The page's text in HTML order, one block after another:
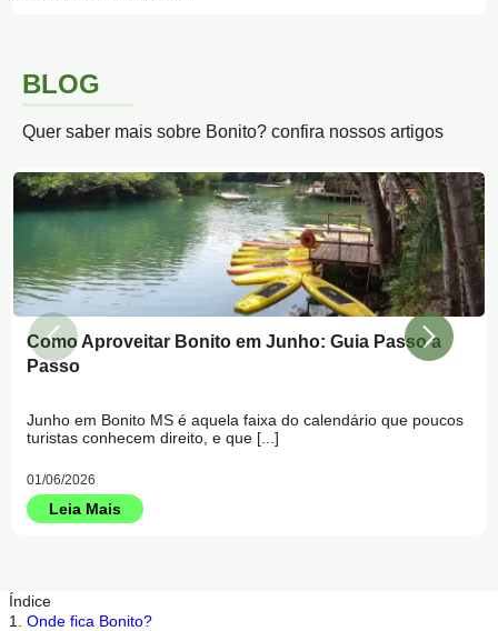
BLOG
Quer saber mais sobre Bonito? confira nossos artigos
Como Aproveitar Bonito em Junho: Guia Passo a
Passo
Junho em Bonito MS é aquela faixa do calendário que poucos
turistas conhecem direito, e que [...]
01/06/2026
Leia Mais
Índice
1. Onde fica Bonito?